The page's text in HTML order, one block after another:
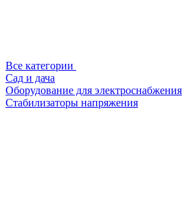
Все категории
Сад и дача
Оборудование для электроснабжения
Стабилизаторы напряжения